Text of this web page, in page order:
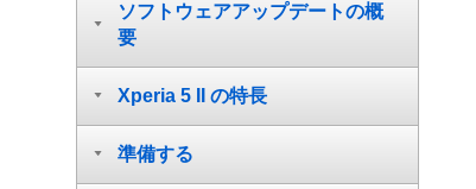
ソフトウェアアップデートの概
要
Xperia 5 II の特長
準備する